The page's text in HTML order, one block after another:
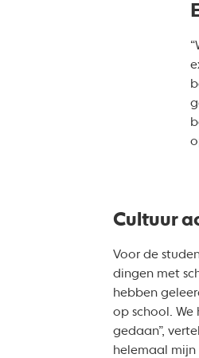
Cultuur
Voor de
dingen met
hebben
op school. We
gedaan”,
helemaal